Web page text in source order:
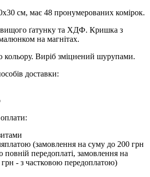
см, має 48 пронумерованих комірок.
ґатунку та ХДФ. Кришка з
на магнітах.
кольору. Виріб зміцнений шурупами.
доставки:
(замовлення на суму до 200 грн
повній передоплаті, замовлення на
- з частковою передоплатою)